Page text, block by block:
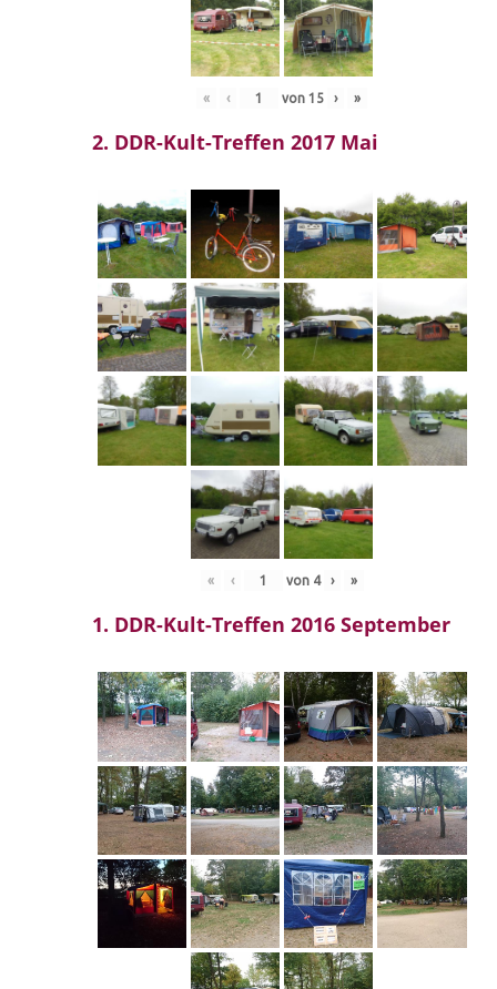
« ‹ von 15 › »
2. DDR-Kult-Treffen 2017 Mai
« ‹ von 4 › »
1. DDR-Kult-Treffen 2016 September